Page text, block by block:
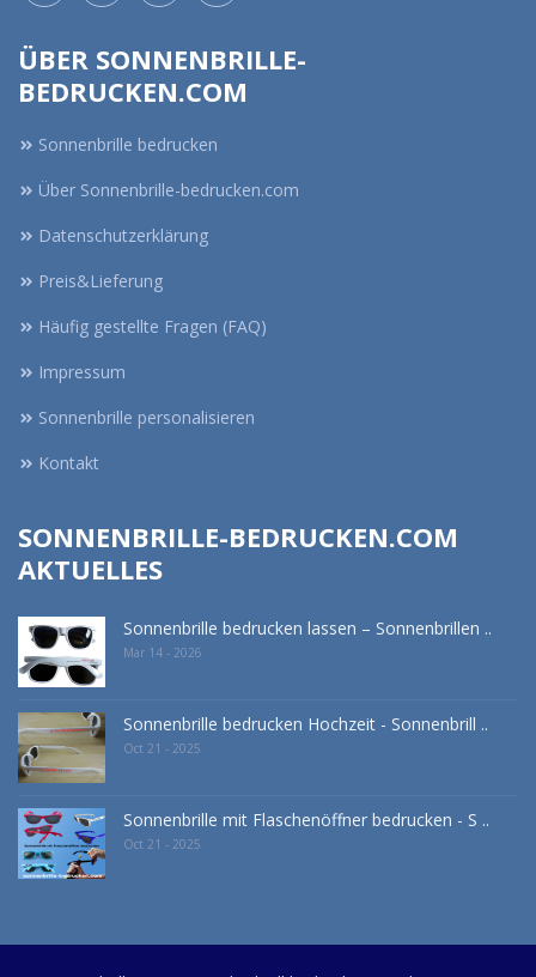
ÜBER SONNENBRILLE-
BEDRUCKEN.COM
Sonnenbrille bedrucken
Über Sonnenbrille-bedrucken.com
Datenschutzerklärung
Preis&Lieferung
Häufig gestellte Fragen (FAQ)
Impressum
Sonnenbrille personalisieren
Kontakt
SONNENBRILLE-BEDRUCKEN.COM
AKTUELLES
Sonnenbrille bedrucken lassen – Sonnenbrillen ..
Mar 14 - 2026
Sonnenbrille bedrucken Hochzeit - Sonnenbrill ..
Oct 21 - 2025
Sonnenbrille mit Flaschenöffner bedrucken - S ..
Oct 21 - 2025